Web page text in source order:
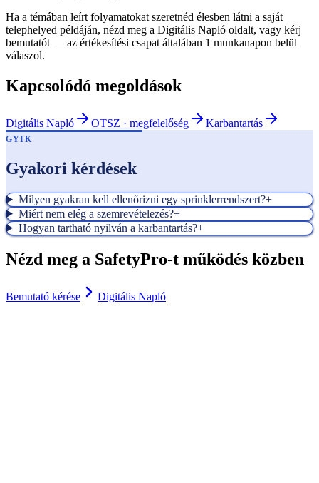
Ha a témában leírt folyamatokat szeretnéd élesben látni a saját
telephelyed példáján, nézd meg a Digitális Napló oldalt, vagy kérj
bemutatót — az értékesítési csapat általában 1 munkanapon belül
válaszol.
Kapcsolódó megoldások
Digitális Napló OTSZ · megfelelőség Karbantartás
GYIK
Gyakori kérdések
Milyen gyakran kell ellenőrizni egy sprinklerrendszert?+
Miért nem elég a szemrevételezés?+
Hogyan tartható nyilván a karbantartás?+
Nézd meg a SafetyPro-t működés közben
Bemutató kérése Digitális Napló